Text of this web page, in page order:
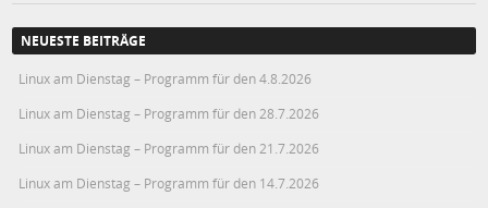
NEUESTE BEITRÄGE
Linux am Dienstag – Programm für den 4.8.2026
Linux am Dienstag – Programm für den 28.7.2026
Linux am Dienstag – Programm für den 21.7.2026
Linux am Dienstag – Programm für den 14.7.2026